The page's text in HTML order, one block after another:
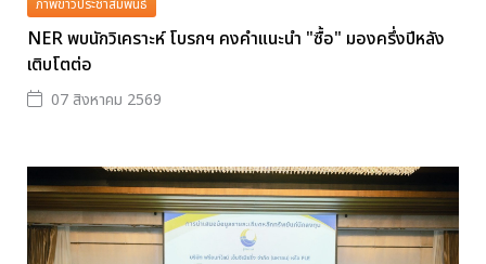
ภาพข่าวประชาสัมพันธ์
NER พบนักวิเคราะห์ โบรกฯ คงคำแนะนำ "ซื้อ" มองครึ่งปีหลัง
เติบโตต่อ
07 สิงหาคม 2569